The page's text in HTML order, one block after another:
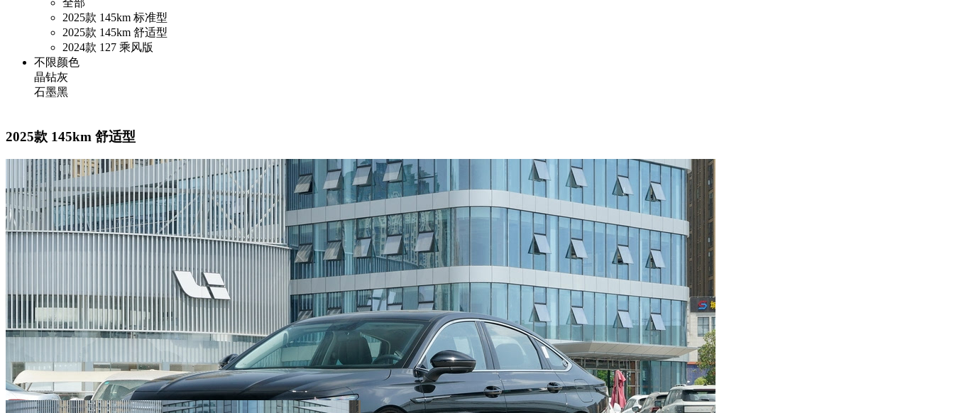
全部
2025款 145km 标准型
2025款 145km 舒适型
2024款 127 乘风版
不限颜色
晶钻灰
石墨黑
2025款 145km 舒适型